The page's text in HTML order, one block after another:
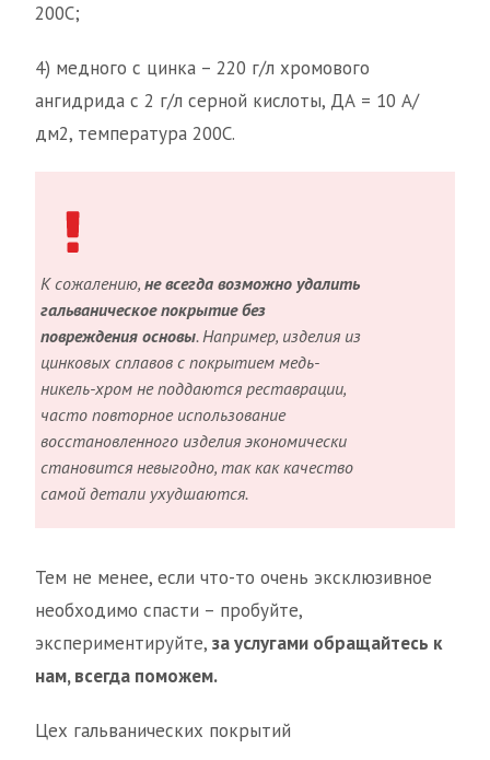
200С;
4) медного с цинка – 220 г/л хромового
ангидрида с 2 г/л серной кислоты, ДА = 10 А/
дм2, температура 200С.
К сожалению, не всегда возможно удалить
гальваническое покрытие без
повреждения основы. Например, изделия из
цинковых сплавов с покрытием медь-
никель-хром не поддаются реставрации,
часто повторное использование
восстановленного изделия экономически
становится невыгодно, так как качество
самой детали ухудшаются.
Тем не менее, если что-то очень эксклюзивное
необходимо спасти – пробуйте,
экспериментируйте, за услугами обращайтесь к
нам, всегда поможем.
Цех гальванических покрытий